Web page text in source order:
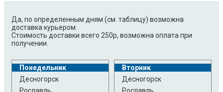
Да, по определенным дням (см. таблицу) возможна
доставка курьером.
Стоимость доставки всего 250р, возможна оплата при
получении.
Понедельник
Десногорск
Вторник
Десногорск